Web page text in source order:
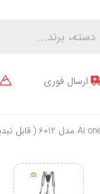
ارسال فوری